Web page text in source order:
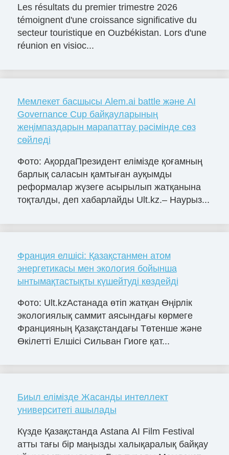
Les résultats du premier trimestre 2026
témoignent d'une croissance significative du
secteur touristique en Ouzbékistan. Lors d'une
réunion en visioc...
Мемлекет басшысы Alem.ai battle және AI
Governance Cup байқауларының
жеңімпаздарын марапаттау рәсімінде сөз
сөйледі
Фото: АқордаПрезидент елімізде қоғамның
барлық саласын қамтыған ауқымды
реформалар жүзеге асырылып жатқанына
тоқталды, деп хабарлайды Ult.kz.– Наурыз...
Франция елшісі: Қазақстанмен атом
энергетикасы мен экология бойынша
ынтымақтастықты күшейтуді көздейді
Фото: Ult.kzАстанада өтіп жатқан Өңірлік
экологиялық саммит аясындағы көрмеге
Францияның Қазақстандағы Төтенше және
Өкілетті Елшісі Сильван Гиоге қат...
Биыл елімізде Жасанды интеллект
университеті ашылады
Күзде Қазақстанда Astana AI Film Festival
атты тағы бір маңызды халықаралық байқау